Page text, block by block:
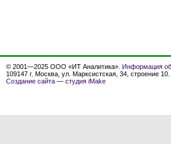
© 2001—2025 ООО «ИТ Аналитика». Информация об
109147 г. Москва, ул. Марксистская, 34, строение 10.
Создание сайта — студия iMake